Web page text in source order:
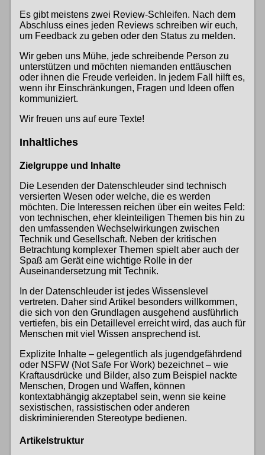
Es gibt meistens zwei Review-Schleifen. Nach dem
Abschluss eines jeden Reviews schreiben wir euch,
um Feedback zu geben oder den Status zu melden.
Wir geben uns Mühe, jede schreibende Person zu
unterstützen und möchten niemanden enttäuschen
oder ihnen die Freude verleiden. In jedem Fall hilft es,
wenn ihr Einschränkungen, Fragen und Ideen offen
kommuniziert.
Wir freuen uns auf eure Texte!
Inhaltliches
Zielgruppe und Inhalte
Die Lesenden der Datenschleuder sind technisch
versierten Wesen oder welche, die es werden
möchten. Die Interessen reichen über ein weites Feld:
von technischen, eher kleinteiligen Themen bis hin zu
den umfassenden Wechselwirkungen zwischen
Technik und Gesellschaft. Neben der kritischen
Betrachtung komplexer Themen spielt aber auch der
Spaß am Gerät eine wichtige Rolle in der
Auseinandersetzung mit Technik.
In der Datenschleuder ist jedes Wissenslevel
vertreten. Daher sind Artikel besonders willkommen,
die sich von den Grundlagen ausgehend ausführlich
vertiefen, bis ein Detaillevel erreicht wird, das auch für
Menschen mit viel Wissen ansprechend ist.
Explizite Inhalte – gelegentlich als jugendgefährdend
oder NSFW (Not Safe For Work) bezeichnet – wie
Kraftausdrücke und Bilder, also zum Beispiel nackte
Menschen, Drogen und Waffen, können
kontextabhängig akzeptabel sein, wenn sie keine
sexistischen, rassistischen oder anderen
diskriminierenden Stereotype bedienen.
Artikelstruktur